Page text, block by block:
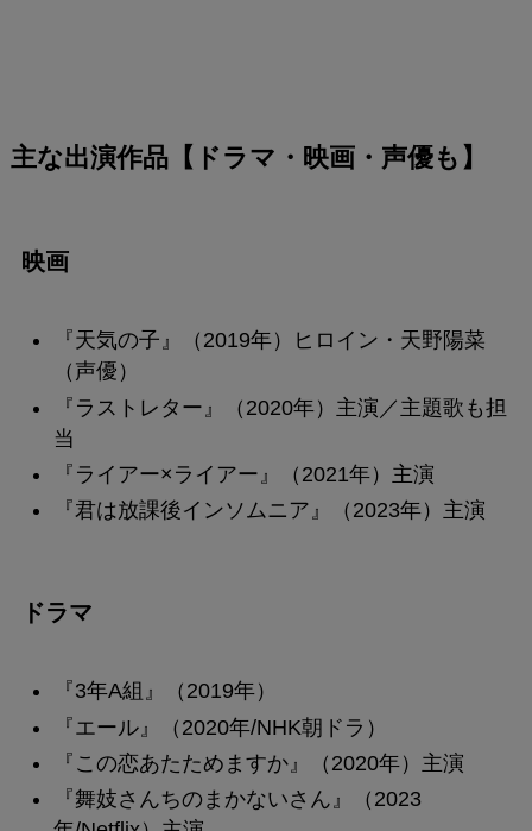
主な出演作品【ドラマ・映画・声優も】
映画
『天気の子』（2019年）ヒロイン・天野陽菜
（声優）
『ラストレター』（2020年）主演／主題歌も担
当
『ライアー×ライアー』（2021年）主演
『君は放課後インソムニア』（2023年）主演
ドラマ
『3年A組』（2019年）
『エール』（2020年/NHK朝ドラ）
『この恋あたためますか』（2020年）主演
『舞妓さんちのまかないさん』（2023